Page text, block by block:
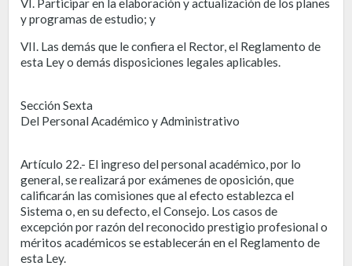
y programas de estudio; y
VII. Las demás que le confiera el Rector, el Reglamento de
esta Ley o demás disposiciones legales aplicables.
Sección Sexta
Del Personal Académico y Administrativo
Artículo 22.- El ingreso del personal académico, por lo
general, se realizará por exámenes de oposición, que
calificarán las comisiones que al efecto establezca el
Sistema o, en su defecto, el Consejo. Los casos de
excepción por razón del reconocido prestigio profesional o
méritos académicos se establecerán en el Reglamento de
esta Ley.